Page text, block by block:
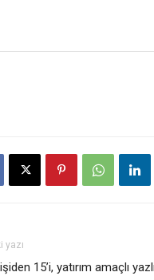
yazı
15’i, yatırım amaçlı